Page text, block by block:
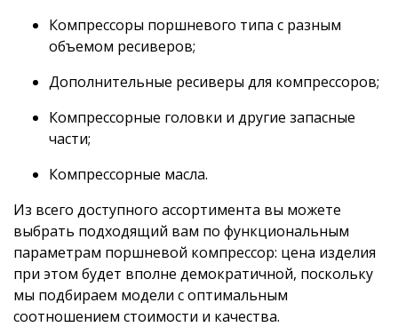
Компрессоры поршневого типа с разным
объемом ресиверов;
Дополнительные ресиверы для компрессоров;
Компрессорные головки и другие запасные
части;
Компрессорные масла.
Из всего доступного ассортимента вы можете
выбрать подходящий вам по функциональным
параметрам поршневой компрессор: цена изделия
при этом будет вполне демократичной, поскольку
мы подбираем модели с оптимальным
соотношением стоимости и качества.